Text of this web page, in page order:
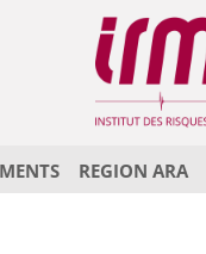
REGION ARA